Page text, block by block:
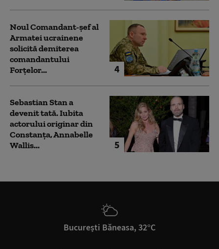
4
Noul Comandant-șef al
Armatei ucrainene
solicită demiterea
comandantului
Forțelor...
5
Sebastian Stan a
devenit tată. Iubita
actorului originar din
Constanța, Annabelle
Wallis...
București Băneasa, 32°C